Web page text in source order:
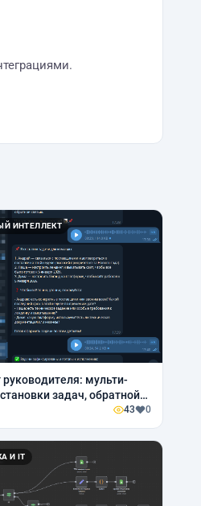
ИНТЕЛЛЕКТ
руководителя: мульти-
задач, обратной
43 0
И IT